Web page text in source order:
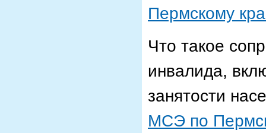
Пермскому
Что такое
инвалида,
занятости
МСЭ по